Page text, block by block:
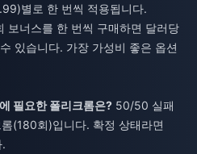
별로 한 번씩 적용됩니다.
보너스를 한 번씩 구매하면 달러당
있습니다. 가장 가성비 좋은 옵션
필요한 폴리크롬은? 50/50 실패
(180회)입니다. 확정 상태라면